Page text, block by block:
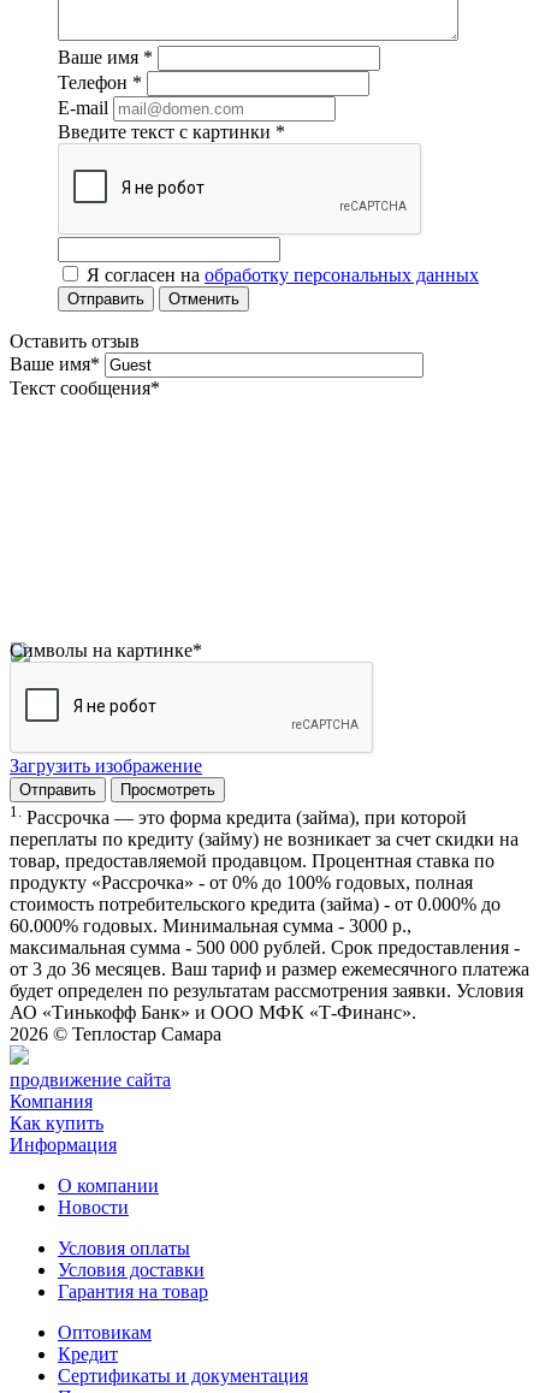
Ваше имя *
Телефон *
E-mail
Введите текст с картинки *
Я согласен на обработку персональных данных
Отменить
Оставить отзыв
Ваше имя*
Текст сообщения*
Символы на картинке*
Загрузить изображение
1.
Рассрочка — это форма кредита (займа), при которой
переплаты по кредиту (займу) не возникает за счет скидки на
товар, предоставляемой продавцом. Процентная ставка по
продукту «Рассрочка» - от 0% до 100% годовых, полная
стоимость потребительского кредита (займа) - от 0.000% до
60.000% годовых. Минимальная сумма - 3000 р.,
максимальная сумма - 500 000 рублей. Срок предоставления -
от 3 до 36 месяцев. Ваш тариф и размер ежемесячного платежа
будет определен по результатам рассмотрения заявки. Условия
АО «Тинькофф Банк» и ООО МФК «Т-Финанс».
2026 © Теплостар Самара
продвижение сайта
Компания
Как купить
Информация
О компании
Новости
Условия оплаты
Условия доставки
Гарантия на товар
Оптовикам
Кредит
Сертификаты и документация